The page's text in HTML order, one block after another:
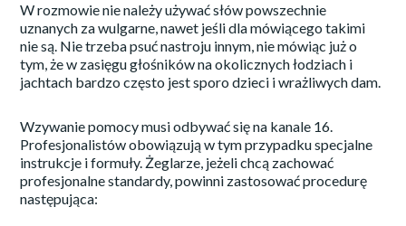
W rozmowie nie należy używać słów powszechnie
uznanych za wulgarne, nawet jeśli dla mówiącego takimi
nie są. Nie trzeba psuć nastroju innym, nie mówiąc już o
tym, że w zasięgu głośników na okolicznych łodziach i
jachtach bardzo często jest sporo dzieci i wrażliwych dam.
Wzywanie pomocy musi odbywać się na kanale 16.
Profesjonalistów obowiązują w tym przypadku specjalne
instrukcje i formuły. Żeglarze, jeżeli chcą zachować
profesjonalne standardy, powinni zastosować procedurę
następująca: